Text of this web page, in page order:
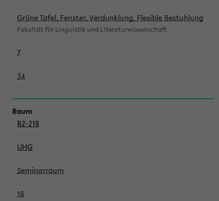
Grüne Tafel, Fenster, Verdunklung, Flexible Bestuhlung
Fakultät für Linguistik und Literaturwissenschaft
7
34
B2-218
UHG
Seminarraum
18